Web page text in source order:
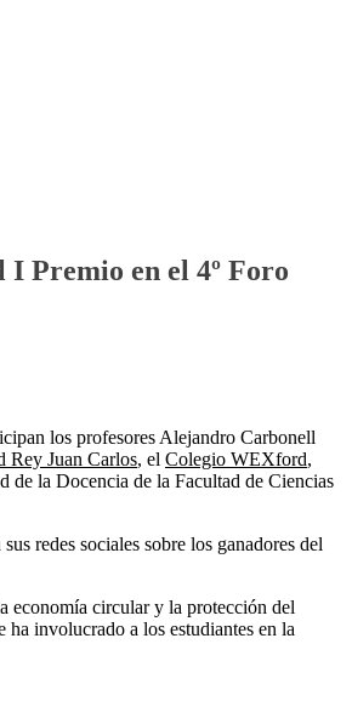
Premio en el 4º Foro
los profesores Alejandro Carbonell
Rey Juan Carlos, el Colegio WEXford,
de la Docencia de la Facultad de Ciencias
redes sociales sobre los ganadores del
economía circular y la protección del
involucrado a los estudiantes en la